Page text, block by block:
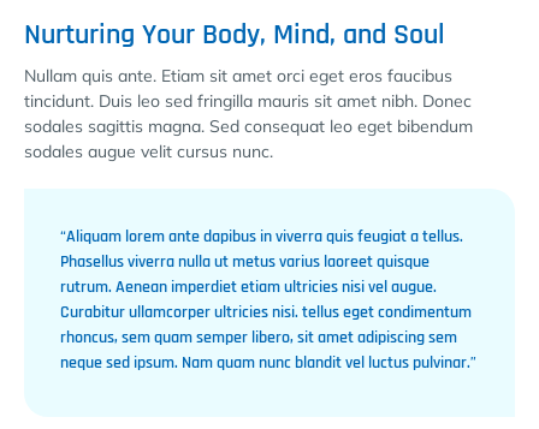
Nurturing Your Body, Mind, and Soul
Nullam quis ante. Etiam sit amet orci eget eros faucibus
tincidunt. Duis leo sed fringilla mauris sit amet nibh. Donec
sodales sagittis magna. Sed consequat leo eget bibendum
sodales augue velit cursus nunc.
“Aliquam lorem ante dapibus in viverra quis feugiat a tellus.
Phasellus viverra nulla ut metus varius laoreet quisque
rutrum. Aenean imperdiet etiam ultricies nisi vel augue.
Curabitur ullamcorper ultricies nisi. tellus eget condimentum
rhoncus, sem quam semper libero, sit amet adipiscing sem
neque sed ipsum. Nam quam nunc blandit vel luctus pulvinar.”